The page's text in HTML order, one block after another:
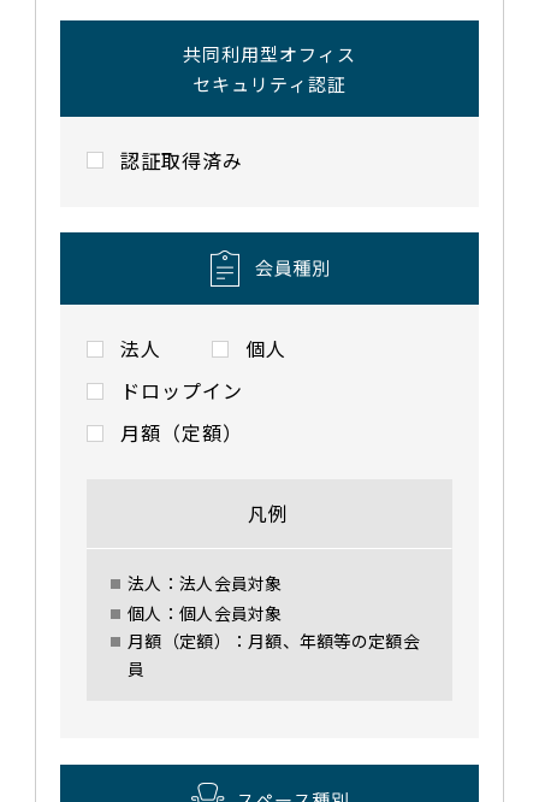
共同利用型オフィス
セキュリティ認証
認証取得済み
法人
個人
ドロップイン
月額（定額）
凡例
法人：法人会員対象
個人：個人会員対象
月額（定額）：月額、年額等の定額会
員